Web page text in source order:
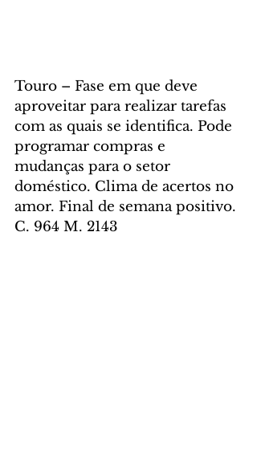
Touro – Fase em que deve
aproveitar para realizar tarefas
com as quais se identifica. Pode
programar compras e
mudanças para o setor
doméstico. Clima de acertos no
amor. Final de semana positivo.
C. 964 M. 2143